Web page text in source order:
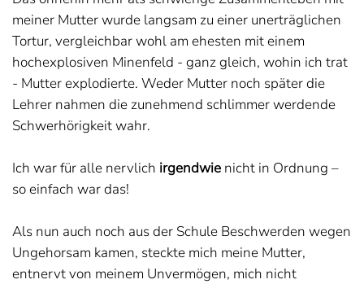
meiner Mutter wurde langsam zu einer unerträglichen
Tortur, vergleichbar wohl am ehesten mit einem
hochexplosiven Minenfeld - ganz gleich, wohin ich trat
- Mutter explodierte. Weder Mutter noch später die
Lehrer nahmen die zunehmend schlimmer werdende
Schwerhörigkeit wahr.
Ich war für alle nervlich irgendwie nicht in Ordnung –
so einfach war das!
Als nun auch noch aus der Schule Beschwerden wegen
Ungehorsam kamen, steckte mich meine Mutter,
entnervt von meinem Unvermögen, mich nicht